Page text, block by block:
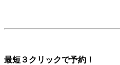
最短３クリックで予約！